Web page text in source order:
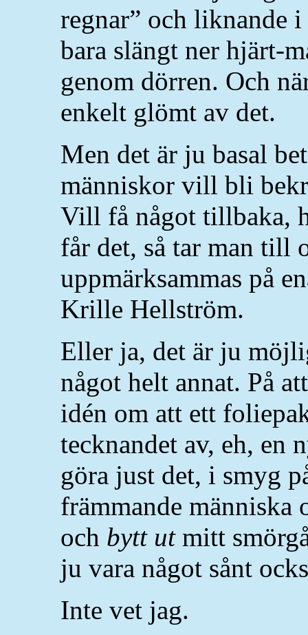
regnar” och liknande
bara slängt ner hjärt-
genom dörren. Och
enkelt glömt av det.
Men det är ju basal
människor vill bli
Vill få något tillbaka,
får det, så tar man till
uppmärksammas på
Krille Hellström.
Eller ja, det är ju
något helt annat. På
idén om att ett
tecknandet av, eh, en
göra just det, i smyg
främmande
och bytt utmitt
ju vara något sånt
Inte vet jag.